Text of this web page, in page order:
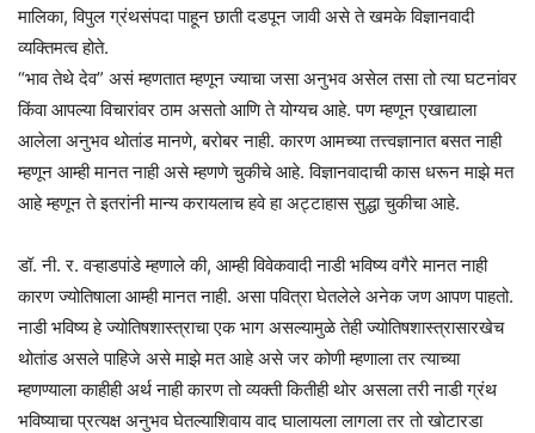
मालिका, विपुल ग्रंथसंपदा पाहून छाती दडपून जावी असे ते खमके विज्ञानवादी
व्यक्तिमत्व होते.
“भाव तेथे देव” असं म्हणतात म्हणून ज्याचा जसा अनुभव असेल तसा तो त्या घटनांवर
किंवा आपल्या विचारांवर ठाम असतो आणि ते योग्यच आहे. पण म्हणून एखाद्याला
आलेला अनुभव थोतांड मानणे, बरोबर नाही. कारण आमच्या तत्त्वज्ञानात बसत नाही
म्हणून आम्ही मानत नाही असे म्हणणे चुकीचे आहे. विज्ञानवादाची कास धरून माझे मत
आहे म्हणून ते इतरांनी मान्य करायलाच हवे हा अट्टाहास सुद्धा चुकीचा आहे.
डॉ. नी. र. वऱ्हाडपांडे म्हणाले की, आम्ही विवेकवादी नाडी भविष्य वगैरे मानत नाही
कारण ज्योतिषाला आम्ही मानत नाही. असा पवित्रा घेतलेले अनेक जण आपण पाहतो.
नाडी भविष्य हे ज्योतिषशास्त्राचा एक भाग असल्यामुळे तेही ज्योतिषशास्त्रासारखेच
थोतांड असले पाहिजे असे माझे मत आहे असे जर कोणी म्हणाला तर त्याच्या
म्हणण्याला काहीही अर्थ नाही कारण तो व्यक्ती कितीही थोर असला तरी नाडी ग्रंथ
भविष्याचा प्रत्यक्ष अनुभव घेतल्याशिवाय वाद घालायला लागला तर तो खोटारडा